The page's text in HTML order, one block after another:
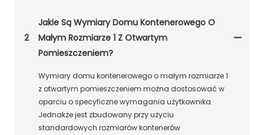
2
Jakie Są Wymiary Domu Kontenerowego O
Małym Rozmiarze 1 Z Otwartym
Pomieszczeniem?
Wymiary domu kontenerowego o małym rozmiarze 1
z otwartym pomieszczeniem można dostosować w
oparciu o specyficzne wymagania użytkownika.
Jednakże jest zbudowany przy użyciu
standardowych rozmiarów kontenerów